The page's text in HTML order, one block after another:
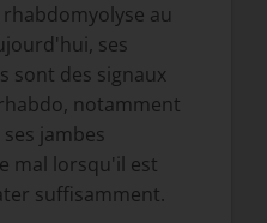
rhabdomyolyse au
ses
sont des signaux
notamment
jambes
mal lorsqu'il est
suffisamment.